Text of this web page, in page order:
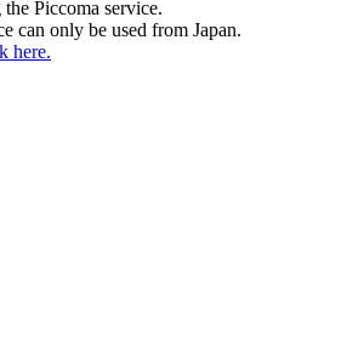
Piccoma service.
can only be used from Japan.
here.